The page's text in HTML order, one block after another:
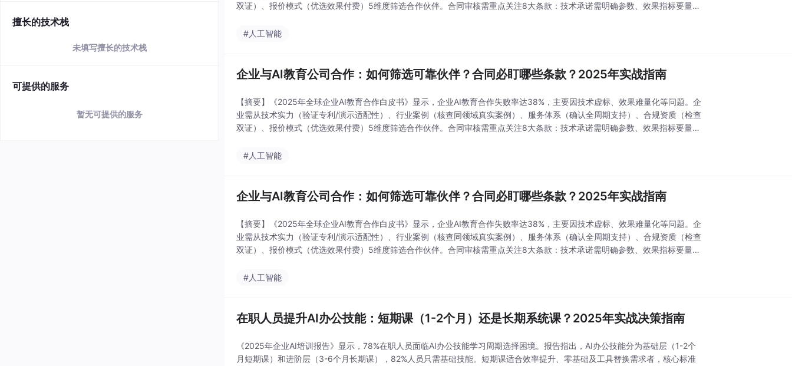
擅长的技术栈
未填写擅长的技术栈
可提供的服务
暂无可提供的服务
双证）、报价模式（优选效果付费）5维度筛选合作伙伴。合同审核需重点关注8大条款：技术承诺需明确参数、效果指标要量化
#人工智能
企业与AI教育公司合作：如何筛选可靠伙伴？合同必盯哪些条款？2025年实战指南
【摘要】《2025年全球企业AI教育合作白皮书》显示，企业AI教育合作失败率达38%，主要因技术虚标、效果难量化等问题。企
业需从技术实力（验证专利/演示适配性）、行业案例（核查同领域真实案例）、服务体系（确认全周期支持）、合规资质（检查
双证）、报价模式（优选效果付费）5维度筛选合作伙伴。合同审核需重点关注8大条款：技术承诺需明确参数、效果指标要量化
#人工智能
企业与AI教育公司合作：如何筛选可靠伙伴？合同必盯哪些条款？2025年实战指南
【摘要】《2025年全球企业AI教育合作白皮书》显示，企业AI教育合作失败率达38%，主要因技术虚标、效果难量化等问题。企
业需从技术实力（验证专利/演示适配性）、行业案例（核查同领域真实案例）、服务体系（确认全周期支持）、合规资质（检查
双证）、报价模式（优选效果付费）5维度筛选合作伙伴。合同审核需重点关注8大条款：技术承诺需明确参数、效果指标要量化
#人工智能
在职人员提升AI办公技能：短期课（1-2个月）还是长期系统课？2025年实战决策指南
《2025年企业AI培训报告》显示，78%在职人员面临AI办公技能学习周期选择困境。报告指出，AI办公技能分为基础层（1-2个
月短期课）和进阶层（3-6个月长期课），82%人员只需基础技能。短期课适合效率提升、零基础及工具替换需求者，核心标准